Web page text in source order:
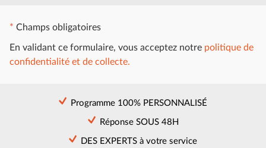
* Champs obligatoires
En validant ce formulaire, vous acceptez notre politique de
confidentialité et de collecte.
Programme 100% PERSONNALISÉ
Réponse SOUS 48H
DES EXPERTS à votre service